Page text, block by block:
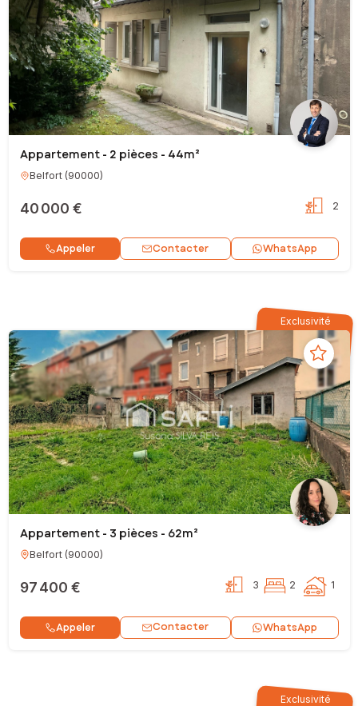
Appartement - 2 pièces - 44m²
Belfort(90000)
40 000 € 2
Appeler Contacter WhatsApp
Exclusivité
Appartement - 3 pièces - 62m²
Belfort(90000)
97 400 € 3 2 1
Appeler Contacter WhatsApp
Exclusivité